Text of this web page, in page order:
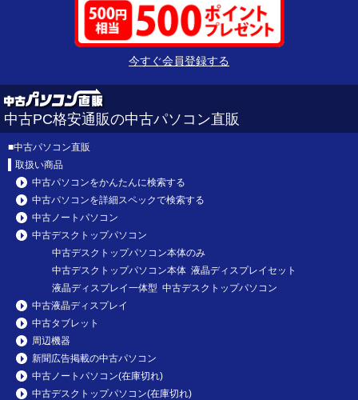
今すぐ会員登録する
中古PC格安通販の中古パソコン直販
■中古パソコン直販
取扱い商品
中古パソコンをかんたんに検索する
中古パソコンを詳細スペックで検索する
中古ノートパソコン
中古デスクトップパソコン
中古デスクトップパソコン本体のみ
中古デスクトップパソコン本体 液晶ディスプレイセット
液晶ディスプレイ一体型 中古デスクトップパソコン
中古液晶ディスプレイ
中古タブレット
周辺機器
新聞広告掲載の中古パソコン
中古ノートパソコン(在庫切れ)
中古デスクトップパソコン(在庫切れ)